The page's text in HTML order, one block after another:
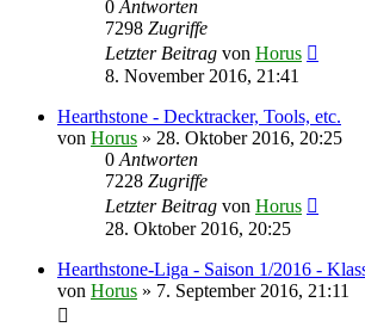
0 Antworten
7298 Zugriffe
Letzter Beitrag von Horus
8. November 2016, 21:41
Hearthstone - Decktracker, Tools, etc.
von Horus » 28. Oktober 2016, 20:25
0 Antworten
7228 Zugriffe
Letzter Beitrag von Horus
28. Oktober 2016, 20:25
Hearthstone-Liga - Saison 1/2016 -
von Horus » 7. September 2016, 21:11